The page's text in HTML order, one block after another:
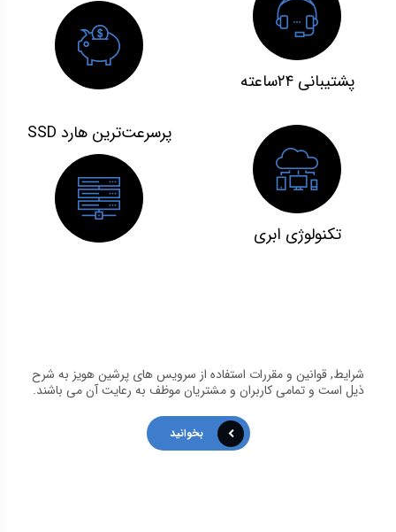
پشتیبانی ۲۴ساعته
پرسرعت‌ترین هارد SSD
تکنولوژی ابری
شرایط, قوانین و مقررات استفاده از سرویس های پرشین هویز به شرح
ذیل است و تمامی کاربران و مشتریان موظف به رعایت آن می باشند.
بخوانید